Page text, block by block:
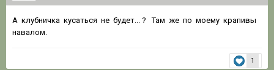
А клубничка кусаться не будет... ? Там же по моему крапивы
навалом.
1